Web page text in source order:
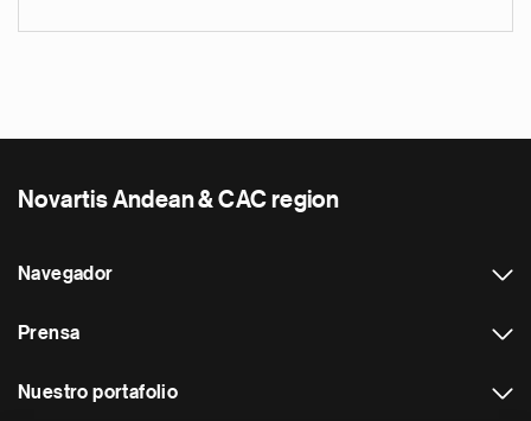
Novartis Andean & CAC region
Navegador
Prensa
Nuestro portafolio